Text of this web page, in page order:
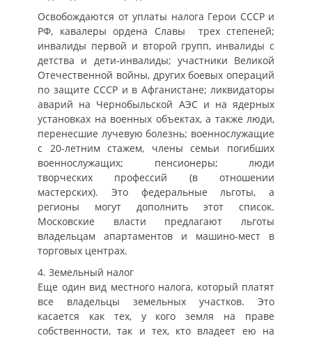
Освобождаются от уплаты налога Герои СССР и
РФ, кавалеры ордена Славы трех степеней;
инвалиды первой и второй групп, инвалиды с
детства и дети-инвалиды; участники Великой
Отечественной войны, других боевых операций
по защите СССР и в Афганистане; ликвидаторы
аварий на Чернобыльской АЭС и на ядерных
установках на военных объектах, а также люди,
перенесшие лучевую болезнь; военнослужащие
с 20-летним стажем, члены семьи погибших
военнослужащих; пенсионеры; люди
творческих профессий (в отношении
мастерских). Это федеральные льготы, а
регионы могут дополнить этот список.
Московские власти предлагают льготы
владельцам апартаментов и машино-мест в
торговых центрах.
4. Земельный налог
Еще один вид местного налога, который платят
все владельцы земельных участков. Это
касается как тех, у кого земля на праве
собственности, так и тех, кто владеет ею на